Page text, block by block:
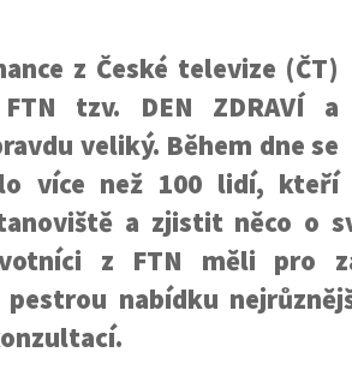
z České televize (ČT)
tzv. DEN ZDRAVÍ a
veliký. Během dne se
více než 100 lidí,
a zjistit něco o
z FTN měli pro
pestrou nabídku